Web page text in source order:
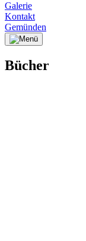
Galerie
Kontakt
Gemünden
Bücher